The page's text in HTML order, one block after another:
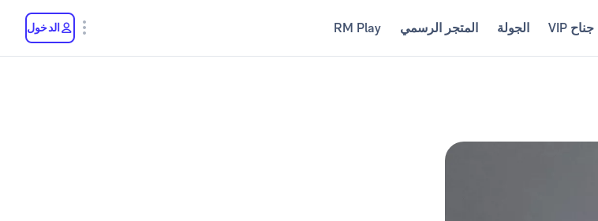
جناح VIP الجولة المتجر الرسمي RM Play الدخول